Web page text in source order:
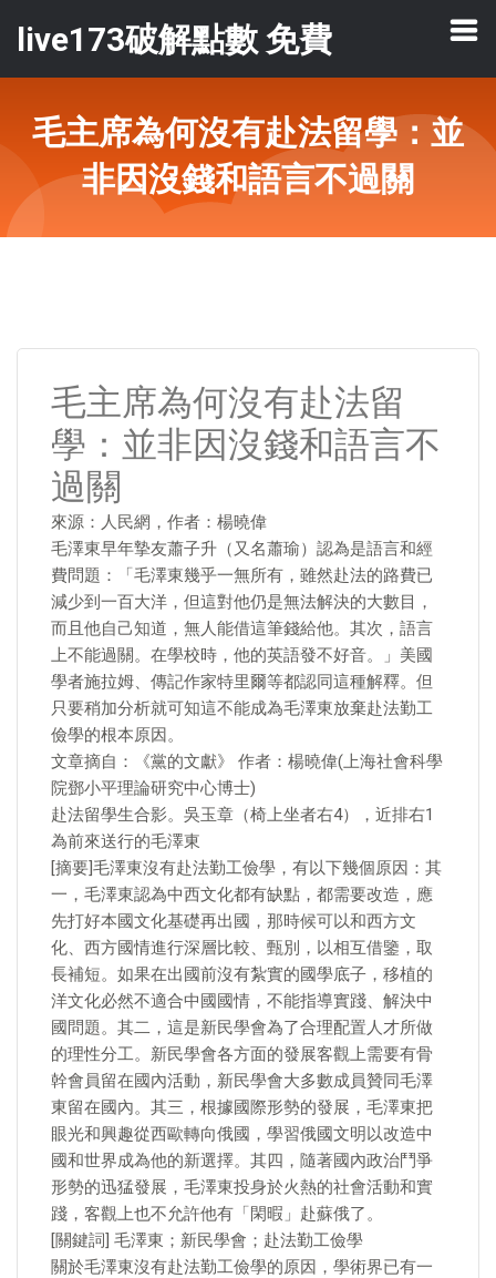
live173破解點數 免費
毛主席為何沒有赴法留學：並
非因沒錢和語言不過關
毛主席為何沒有赴法留
學：並非因沒錢和語言不
過關
來源：人民網，作者：楊曉偉
毛澤東早年摯友蕭子升（又名蕭瑜）認為是語言和經
費問題：「毛澤東幾乎一無所有，雖然赴法的路費已
減少到一百大洋，但這對他仍是無法解決的大數目，
而且他自己知道，無人能借這筆錢給他。其次，語言
上不能過關。在學校時，他的英語發不好音。」美國
學者施拉姆、傳記作家特里爾等都認同這種解釋。但
只要稍加分析就可知這不能成為毛澤東放棄赴法勤工
儉學的根本原因。
文章摘自：《黨的文獻》 作者：楊曉偉(上海社會科學
院鄧小平理論研究中心博士)
赴法留學生合影。吳玉章（椅上坐者右4），近排右1
為前來送行的毛澤東
[摘要]毛澤東沒有赴法勤工儉學，有以下幾個原因：其
一，毛澤東認為中西文化都有缺點，都需要改造，應
先打好本國文化基礎再出國，那時候可以和西方文
化、西方國情進行深層比較、甄別，以相互借鑒，取
長補短。如果在出國前沒有紮實的國學底子，移植的
洋文化必然不適合中國國情，不能指導實踐、解決中
國問題。其二，這是新民學會為了合理配置人才所做
的理性分工。新民學會各方面的發展客觀上需要有骨
幹會員留在國內活動，新民學會大多數成員贊同毛澤
東留在國內。其三，根據國際形勢的發展，毛澤東把
眼光和興趣從西歐轉向俄國，學習俄國文明以改造中
國和世界成為他的新選擇。其四，隨著國內政治鬥爭
形勢的迅猛發展，毛澤東投身於火熱的社會活動和實
踐，客觀上也不允許他有「閑暇」赴蘇俄了。
[關鍵詞] 毛澤東；新民學會；赴法勤工儉學
關於毛澤東沒有赴法勤工儉學的原因，學術界已有一